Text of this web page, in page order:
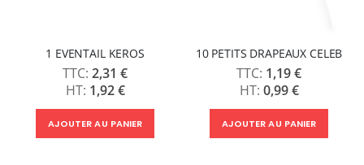
1 EVENTAIL KEROS
2,31 €
1,92 €
AJOUTER AU PANIER
10 PETITS DRAPEAUX CELEB
1,19 €
0,99 €
AJOUTER AU PANIER